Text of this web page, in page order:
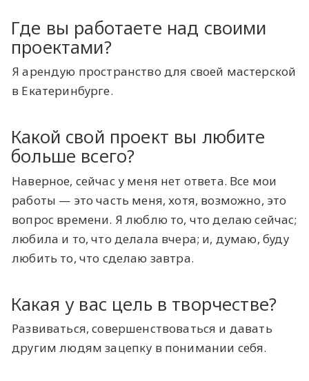
Где вы работаете над своими
проектами?
Я арендую пространство для своей мастерской
в Екатеринбурге.
Какой свой проект вы любите
больше всего?
Наверное, сейчас у меня нет ответа. Все мои
работы — это часть меня, хотя, возможно, это
вопрос времени. Я люблю то, что делаю сейчас;
любила и то, что делала вчера; и, думаю, буду
любить то, что сделаю завтра.
Какая у вас цель в творчестве?
Развиваться, совершенствоваться и давать
другим людям зацепку в понимании себя.